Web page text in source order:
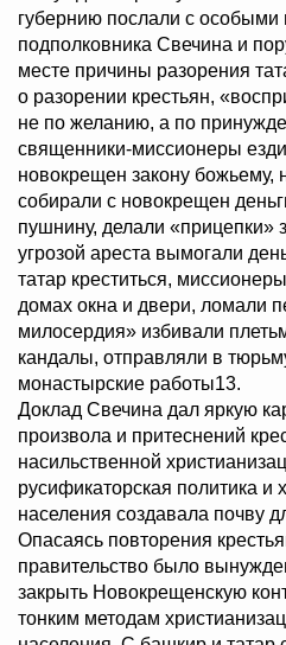
губернию послали с
подполковника Свечина и
месте причины разорения
о разорении крестьян,
не по желанию, а по
священники-миссионеры
новокрещен закону божьему,
собирали с новокрещен
пушнину, делали «прицепки»
угрозой ареста вымогали
татар креститься,
домах окна и двери, ломали
милосердия» избивали
кандалы, отправляли в
монастырские работы13.
Доклад Свечина дал яркую
произвола и притеснений
насильственной
русификаторская политика и
населения создавала почву
Опасаясь повторения
правительство было
закрыть Новокрещенскую
тонким методам